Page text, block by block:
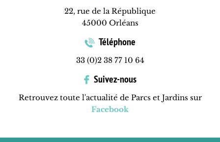
22, rue de la République
45000 Orléans
Téléphone
33 (0)2 38 77 10 64
Suivez-nous
Retrouvez toute l'actualité de Parcs et Jardins sur
Facebook